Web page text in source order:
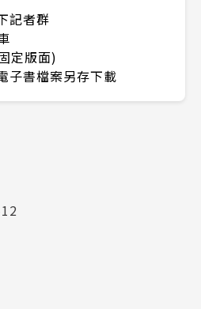
記者群
定版面)
子書檔案另存下載